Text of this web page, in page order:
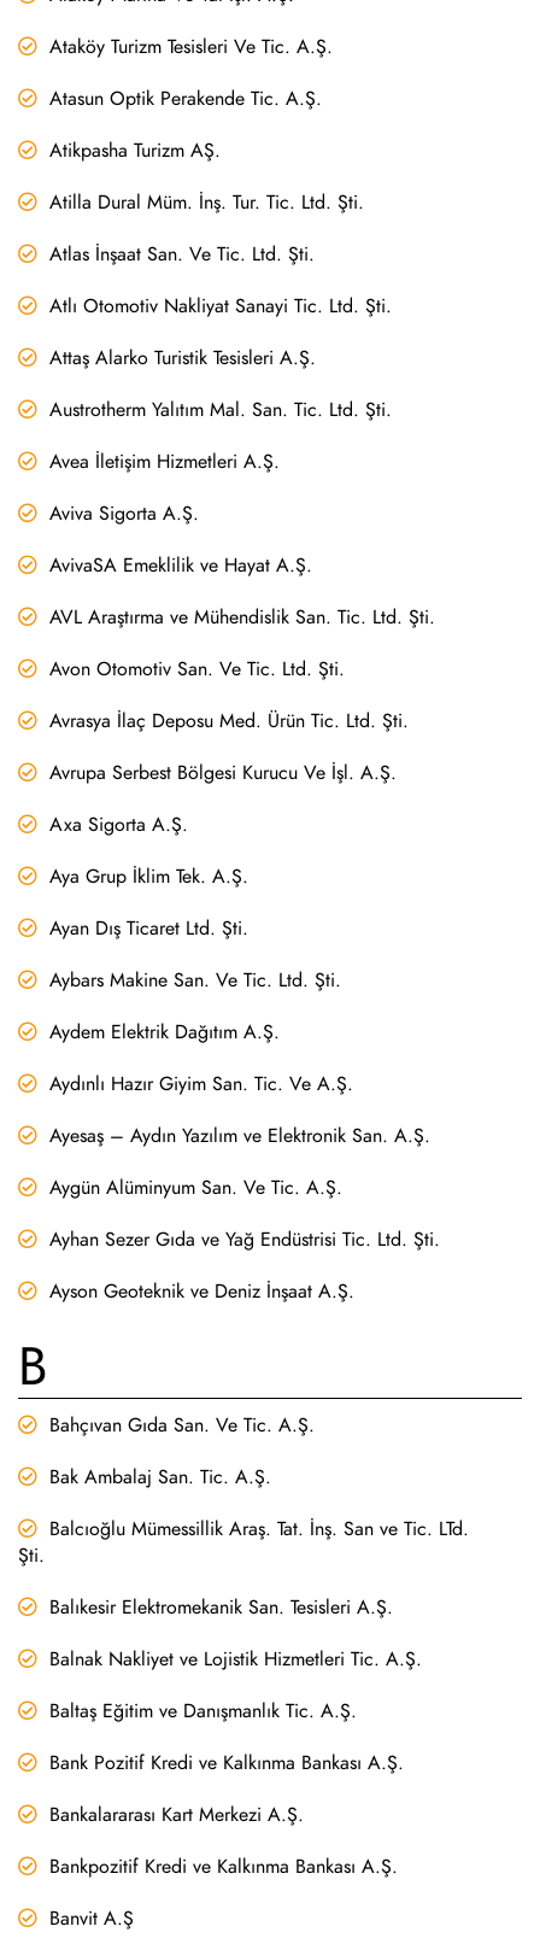
Ataköy Turizm Tesisleri Ve Tic. A.Ş.
Atasun Optik Perakende Tic. A.Ş.
Atikpasha Turizm AŞ.
Atilla Dural Müm. İnş. Tur. Tic. Ltd. Şti.
Atlas İnşaat San. Ve Tic. Ltd. Şti.
Atlı Otomotiv Nakliyat Sanayi Tic. Ltd. Şti.
Attaş Alarko Turistik Tesisleri A.Ş.
Austrotherm Yalıtım Mal. San. Tic. Ltd. Şti.
Avea İletişim Hizmetleri A.Ş.
Aviva Sigorta A.Ş.
AvivaSA Emeklilik ve Hayat A.Ş.
AVL Araştırma ve Mühendislik San. Tic. Ltd. Şti.
Avon Otomotiv San. Ve Tic. Ltd. Şti.
Avrasya İlaç Deposu Med. Ürün Tic. Ltd. Şti.
Avrupa Serbest Bölgesi Kurucu Ve İşl. A.Ş.
Axa Sigorta A.Ş.
Aya Grup İklim Tek. A.Ş.
Ayan Dış Ticaret Ltd. Şti.
Aybars Makine San. Ve Tic. Ltd. Şti.
Aydem Elektrik Dağıtım A.Ş.
Aydınlı Hazır Giyim San. Tic. Ve A.Ş.
Ayesaş – Aydın Yazılım ve Elektronik San. A.Ş.
Aygün Alüminyum San. Ve Tic. A.Ş.
Ayhan Sezer Gıda ve Yağ Endüstrisi Tic. Ltd. Şti.
Ayson Geoteknik ve Deniz İnşaat A.Ş.
B
Bahçıvan Gıda San. Ve Tic. A.Ş.
Bak Ambalaj San. Tic. A.Ş.
Balcıoğlu Mümessillik Araş. Tat. İnş. San ve Tic. LTd.
Şti.
Balıkesir Elektromekanik San. Tesisleri A.Ş.
Balnak Nakliyet ve Lojistik Hizmetleri Tic. A.Ş.
Baltaş Eğitim ve Danışmanlık Tic. A.Ş.
Bank Pozitif Kredi ve Kalkınma Bankası A.Ş.
Bankalararası Kart Merkezi A.Ş.
Bankpozitif Kredi ve Kalkınma Bankası A.Ş.
Banvit A.Ş